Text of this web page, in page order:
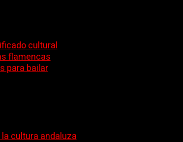
cultural
flamencas
para bailar
cultura andaluza